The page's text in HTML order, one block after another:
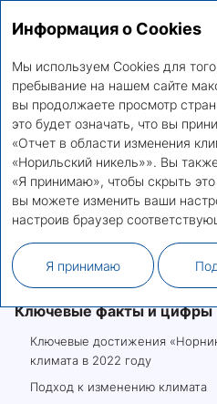
Отчет в области изменения
компаний «Норильский никель»
RU EN
Карта сайта
О Группе компаний
Обращение Президента —
Правления
Обращение Председателя
Ключевые факты и цифры
Ключевые достижения
климата в 2022 году
Подход к изменению климата
Информация о Cookies
Мы используем Cookies для
пребывание на нашем сайте
вы продолжаете просмотр
это будет означать, что вы
«Отчет в области изменения
«Норильский никель»». Вы
«Я принимаю», чтобы скрыть
вы можете изменить ваши
настроив браузер
Я принимаю